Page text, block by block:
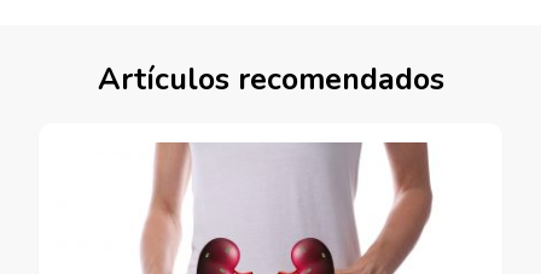
Artículos recomendados